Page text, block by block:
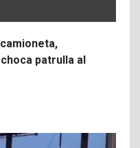
patrulla al